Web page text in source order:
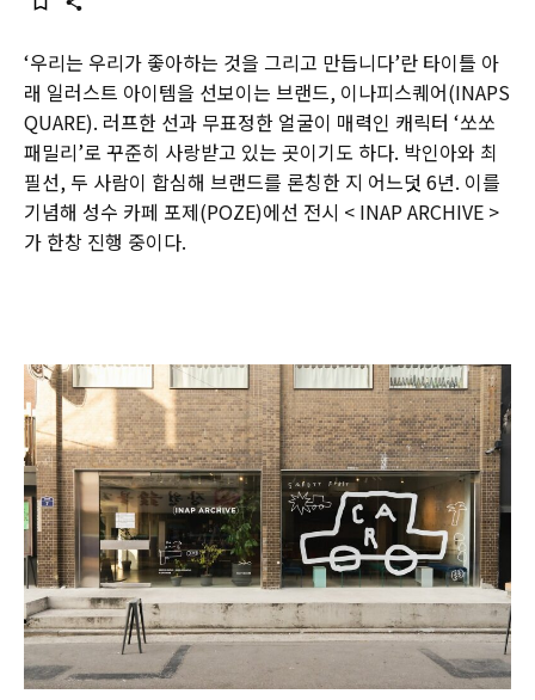
‘우리는 우리가 좋아하는 것을 그리고 만듭니다’란 타이틀 아
래 일러스트 아이템을 선보이는 브랜드, 이나피스퀘어(INAPS
QUARE). 러프한 선과 무표정한 얼굴이 매력인 캐릭터 ‘쏘쏘
패밀리’로 꾸준히 사랑받고 있는 곳이기도 하다. 박인아와 최
필선, 두 사람이 합심해 브랜드를 론칭한 지 어느덧 6년. 이를
기념해 성수 카페 포제(POZE)에선 전시 < INAP ARCHIVE >
가 한창 진행 중이다.